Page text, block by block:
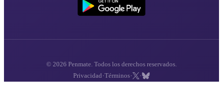
© 2026 Penmate. Todos los derechos reservados.
Privacidad ·Términos· ·